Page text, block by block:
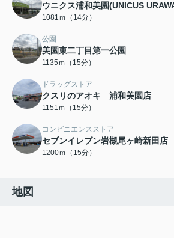
ウニクス浦和美園(UNICUS
1081ｍ（14分）
公園
美園東二丁目第一公園
1135ｍ（15分）
ドラッグストア
クスリのアオキ 浦和美園店
1151ｍ（15分）
コンビニエンスストア
セブンイレブン岩槻尾ヶ崎新田店
1200ｍ（15分）
地図